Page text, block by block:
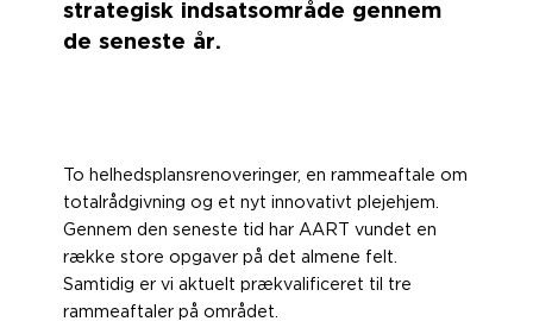
strategisk indsatsområde gennem
de seneste år.
To helhedsplansrenoveringer, en rammeaftale om
totalrådgivning og et nyt innovativt plejehjem.
Gennem den seneste tid har AART vundet en
række store opgaver på det almene felt.
Samtidig er vi aktuelt prækvalificeret til tre
rammeaftaler på området.